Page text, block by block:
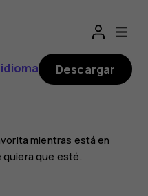
Descargar
mientras está en
quiera que esté.